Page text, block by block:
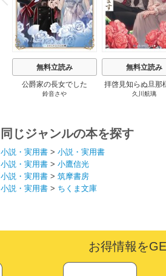
無料立読み
公爵家の長女でした
鈴音さや
無料立読み
拝啓見知らぬ旦那
婚していただき
久川航璃
同じジャンルの本を探す
小説・実用書 > 小説・実用書
小説・実用書 > 小鷹信光
小説・実用書 > 筑摩書房
小説・実用書 > ちくま文庫
お得情報を